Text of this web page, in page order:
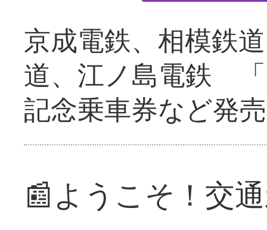
京成電鉄、相模鉄
道、江ノ島電鉄
記念乗車券など発売
📰ようこそ！交